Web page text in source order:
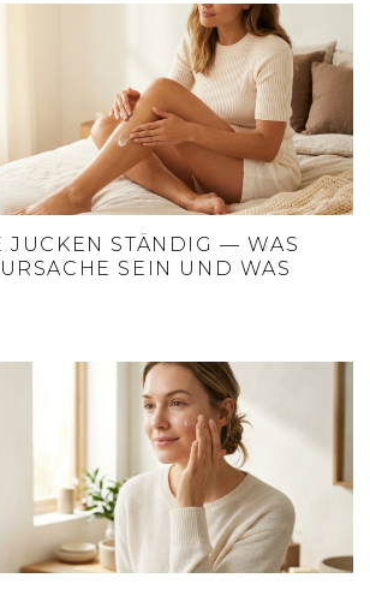
JUCKEN STÄNDIG — WAS
SEIN UND WAS